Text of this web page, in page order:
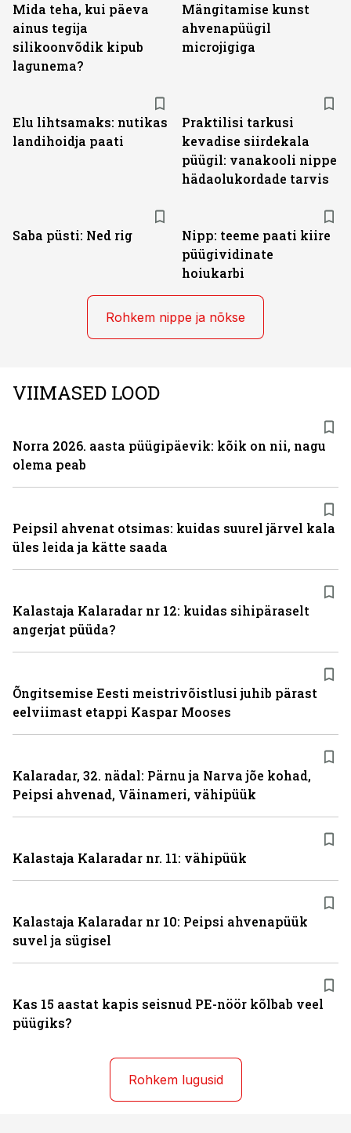
Mida teha, kui päeva
ainus tegija
silikoonvõdik kipub
lagunema?
Mängitamise kunst
ahvenapüügil
microjigiga
Elu lihtsamaks: nutikas
landihoidja paati
Praktilisi tarkusi
kevadise siirdekala
püügil: vanakooli nippe
hädaolukordade tarvis
Saba püsti: Ned rig
Nipp: teeme paati kiire
püügividinate
hoiukarbi
Rohkem nippe ja nõkse
VIIMASED LOOD
Norra 2026. aasta püügipäevik: kõik on nii, nagu
olema peab
Peipsil ahvenat otsimas: kuidas suurel järvel kala
üles leida ja kätte saada
Kalastaja Kalaradar nr 12: kuidas sihipäraselt
angerjat püüda?
Õngitsemise Eesti meistrivõistlusi juhib pärast
eelviimast etappi Kaspar Mooses
Kalaradar, 32. nädal: Pärnu ja Narva jõe kohad,
Peipsi ahvenad, Väinameri, vähipüük
Kalastaja Kalaradar nr. 11: vähipüük
Kalastaja Kalaradar nr 10: Peipsi ahvenapüük
suvel ja sügisel
Kas 15 aastat kapis seisnud PE-nöör kõlbab veel
püügiks?
Rohkem lugusid